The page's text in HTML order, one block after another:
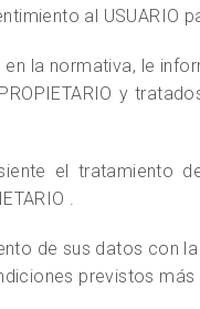
al
la normativa, le
y
el
.
de sus datos con
previstos